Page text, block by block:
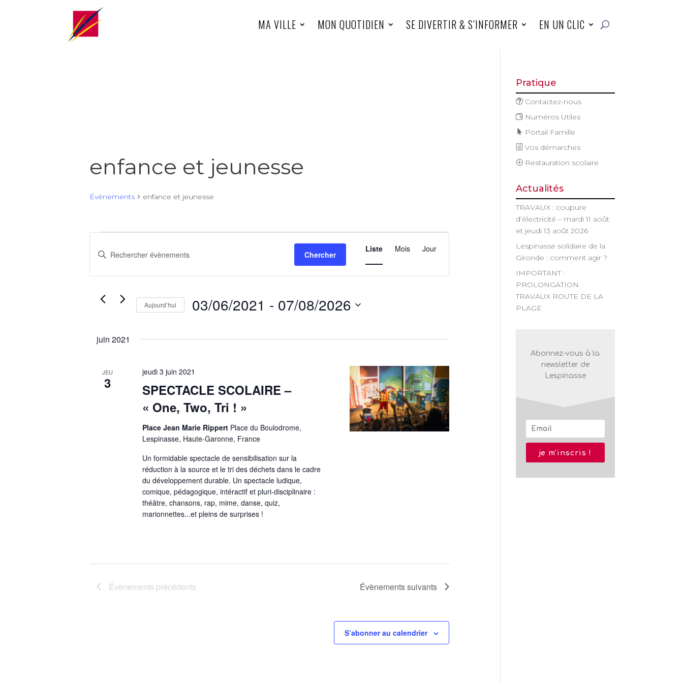
MA VILLE MON QUOTIDIEN SE DIVERTIR & S’INFORMER EN UN CLIC
enfance et jeunesse
Évènements enfance et jeunesse
Évènements
et
de
vues
Évènements
Saisir
mot-
Évènements
Chercher
de
Liste Mois Jour
Aujourd’hui 03/06/2021 - 07/08/2026
juin 2021
JEU
3
SPECTACLE SCOLAIRE –
« One, Two, Tri ! »
jeudi 3 juin 2021
Place Jean Marie Rippert Place du Boulodrome,
Lespinasse, Haute-Garonne, France
Un formidable spectacle de sensibilisation sur la
réduction à la source et le tri des déchets dans le cadre
du développement durable. Un spectacle ludique,
comique, pédagogique, intéractif et pluri-disciplinaire :
théâtre, chansons, rap, mime, danse, quiz,
marionnettes...et pleins de surprises !
Évènements précédents Évènementssuivants
S’abonner au calendrier
Pratique
Contactez-nous
Numéros Utiles
Portail Famille
Vos démarches
Restauration scolaire
Actualités
TRAVAUX : coupure
d’électricité – mardi 11 août
et jeudi 13 août 2026
Lespinasse solidaire de la
Gironde : comment agir ?
IMPORTANT :
PROLONGATION
TRAVAUX ROUTE DE LA
PLAGE
Abonnez-vous à la
newsletter de
Lespinasse
je m'inscris !